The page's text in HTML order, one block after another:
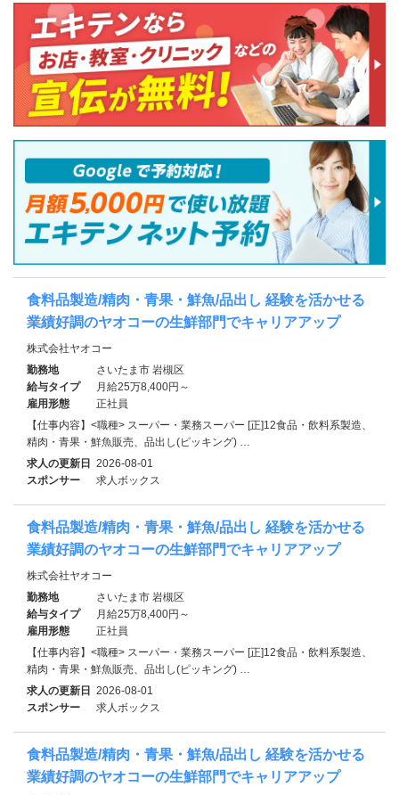
食料品製造/精肉・青果・鮮魚/品出し 経験を活かせる
業績好調のヤオコーの生鮮部門でキャリアアップ
株式会社ヤオコー
勤務地
さいたま市 岩槻区
給与タイプ
月給25万8,400円～
雇用形態
正社員
【仕事内容】<職種> スーパー・業務スーパー [正]12食品・飲料系製造、
精肉・青果・鮮魚販売、品出し(ピッキング) …
求人の更新日 2026-08-01
スポンサー
求人ボックス
食料品製造/精肉・青果・鮮魚/品出し 経験を活かせる
業績好調のヤオコーの生鮮部門でキャリアアップ
株式会社ヤオコー
勤務地
さいたま市 岩槻区
給与タイプ
月給25万8,400円～
雇用形態
正社員
【仕事内容】<職種> スーパー・業務スーパー [正]12食品・飲料系製造、
精肉・青果・鮮魚販売、品出し(ピッキング) …
求人の更新日 2026-08-01
スポンサー
求人ボックス
食料品製造/精肉・青果・鮮魚/品出し 経験を活かせる
業績好調のヤオコーの生鮮部門でキャリアアップ